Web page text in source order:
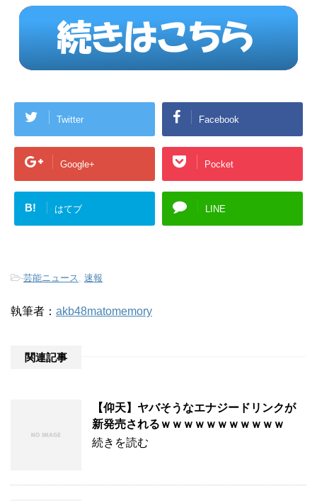
Twitter Facebook
Google+ Pocket
B! はてブ LINE
-芸能ニュース, 速報
執筆者： akb48matomemory
関連記事
【仰天】ヤバそうなエナジードリンクが
新発売されるｗｗｗｗｗｗｗｗｗｗｗ
続きを読む